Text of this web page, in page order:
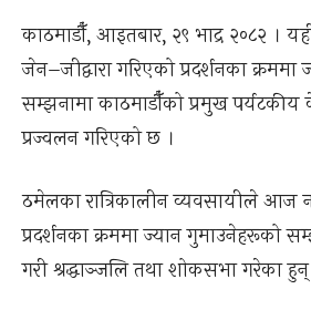
काठमाडौँ, आइतबार, २९ भाद्र २०८२ ।
जेन–जीद्वारा गरिएको प्रदर्शनका
सम्झनामा काठमाडौँको प्रमुख पर्यटकीय
प्रज्वलन गरिएको छ ।
ठमेलका रात्रिकालीन व्यवसायीले आज
प्रदर्शनका क्रममा ज्यान गुमाउनेहरूको
गरी श्रद्धाञ्जलि तथा शोकसभा गरेका